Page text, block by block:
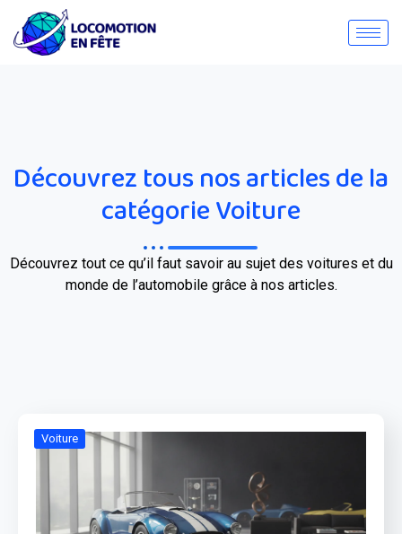
Découvrez tous nos articles de la
catégorie Voiture
Découvrez tout ce qu’il faut savoir au sujet des voitures et du
monde de l’automobile grâce à nos articles.
Voiture